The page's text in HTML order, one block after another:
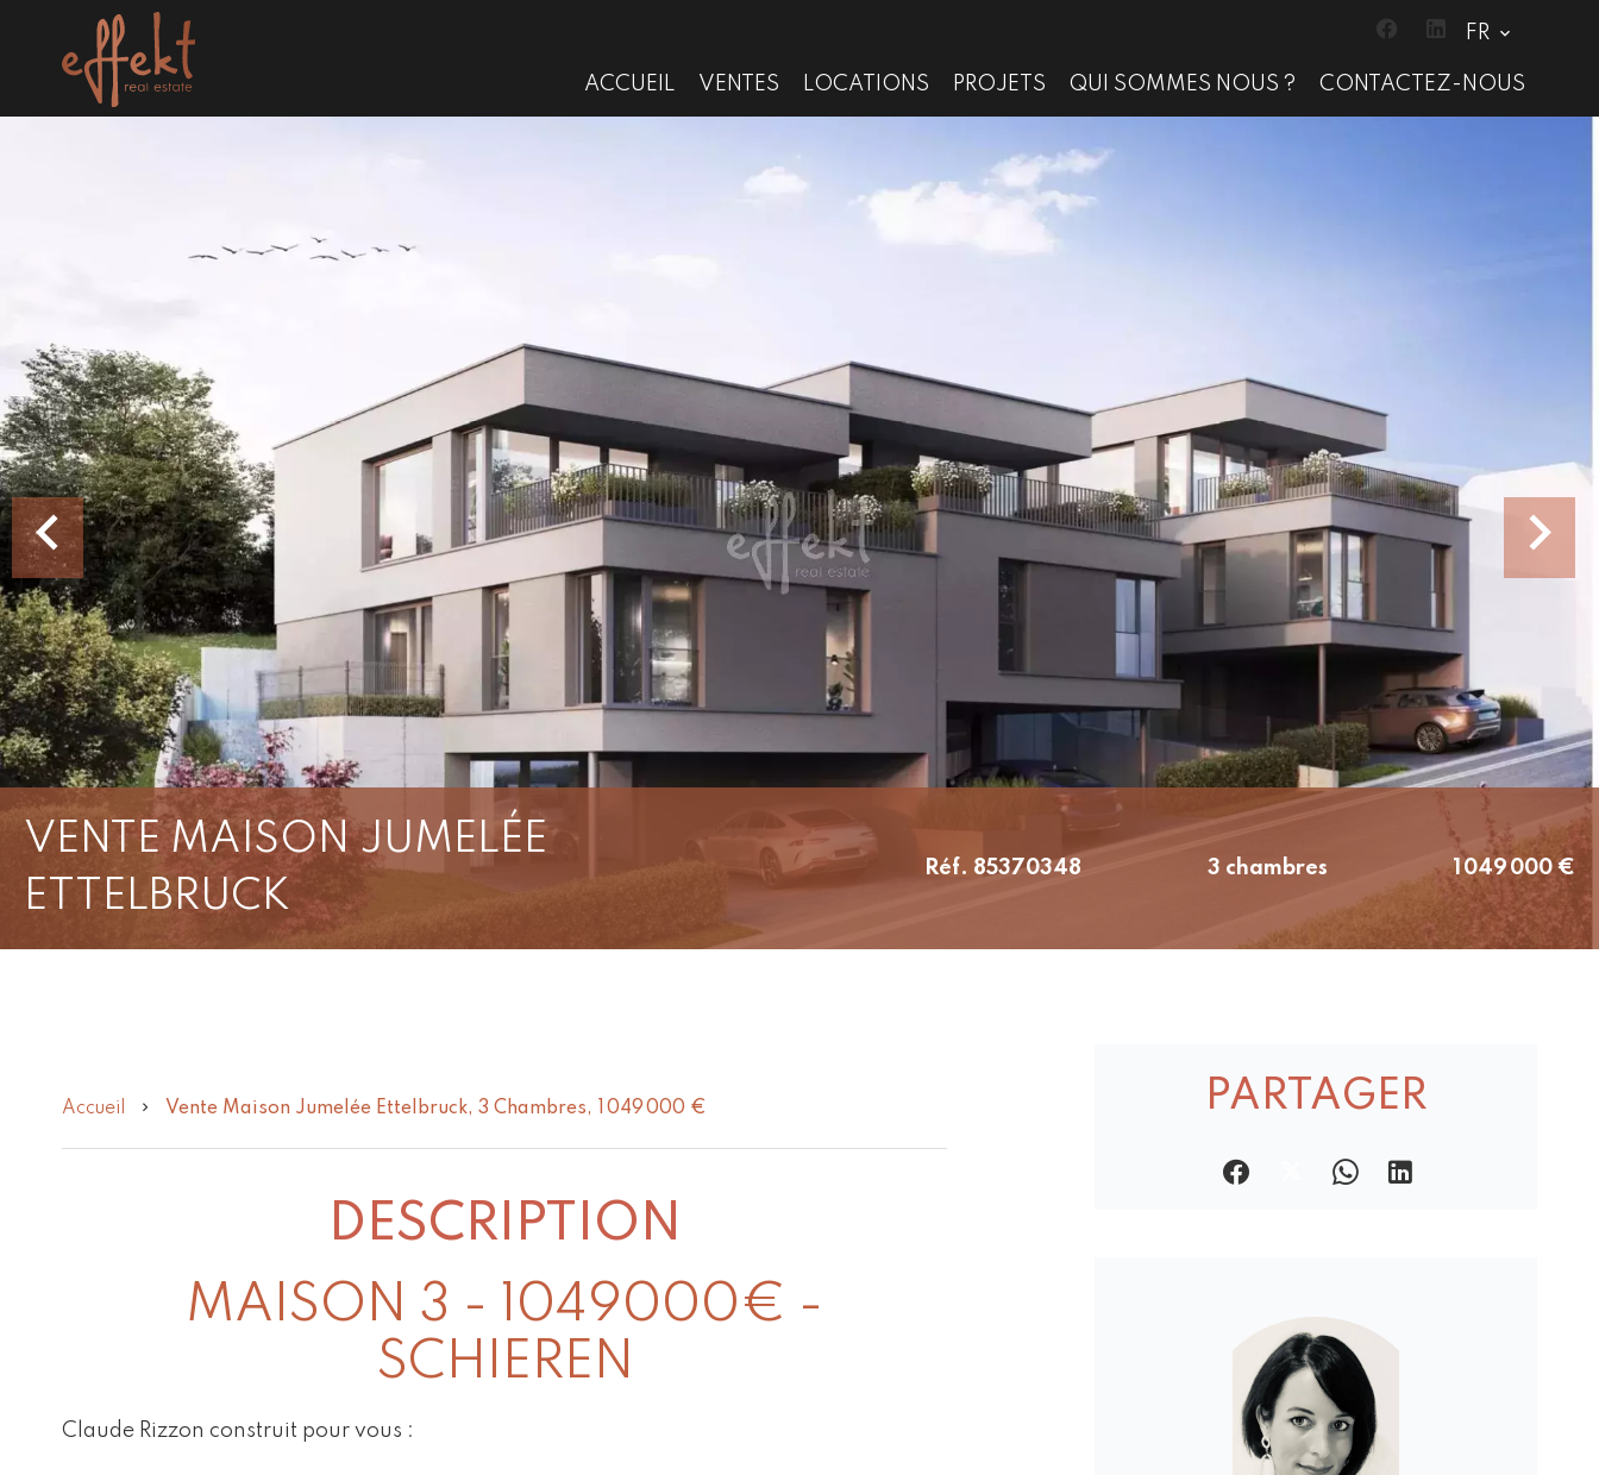
FR
ACCUEIL VENTES LOCATIONS PROJETS QUI SOMMES NOUS ? CONTACTEZ-NOUS
VENTE MAISON JUMELÉE
ETTELBRUCK
Réf. 85370348 3 chambres 1 049 000 €
Accueil Vente Maison Jumelée Ettelbruck, 3 Chambres, 1 049 000 €
DESCRIPTION
MAISON 3 - 1049000€ -
SCHIEREN
Claude Rizzon construit pour vous :
PARTAGER